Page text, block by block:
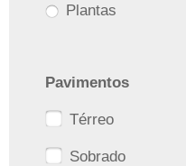
Plantas
Pavimentos
Térreo
Sobrado